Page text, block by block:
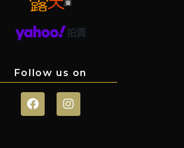
Follow us on